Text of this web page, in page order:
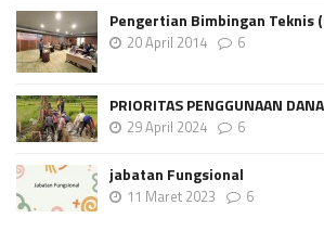
Pengertian Bimbingan Teknis
20 April 2014 6
PRIORITAS PENGGUNAAN
29 April 2024 6
jabatan Fungsional
11 Maret 2023 6